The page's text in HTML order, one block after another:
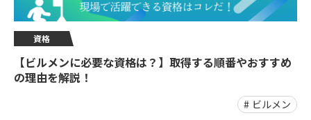
資格
【ビルメンに必要な資格は？】取得する順番やおすすめ
の理由を解説！
ビルメン